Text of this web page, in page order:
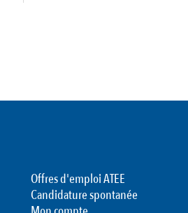
Offres d'emploi ATEE
Candidature spontanée